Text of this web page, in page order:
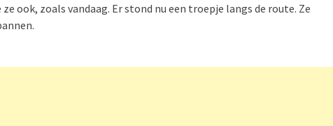
ook, zoals vandaag. Er stond nu een troepje langs de route. Ze